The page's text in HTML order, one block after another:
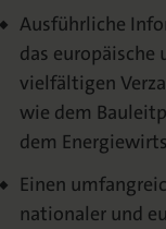
Ausführliche
das europäische
vielfältigen
wie dem
dem
Einen
nationaler und